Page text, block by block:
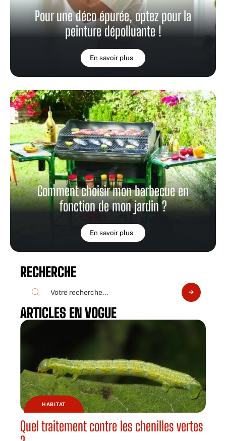
Pour une déco épurée, optez pour la
peinture dépolluante !
En savoir plus
Comment choisir mon barbecue en
fonction de mon jardin ?
En savoir plus
RECHERCHE
ARTICLES EN VOGUE
HABITAT
Quel traitement contre les chenilles vertes